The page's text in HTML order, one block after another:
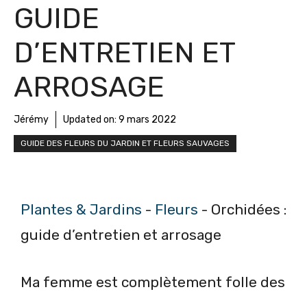
GUIDE
D’ENTRETIEN ET
ARROSAGE
Jérémy Updated on: 9 mars 2022
GUIDE DES FLEURS DU JARDIN ET FLEURS SAUVAGES
Plantes & Jardins - Fleurs - Orchidées :
guide d’entretien et arrosage
Ma femme est complètement folle des